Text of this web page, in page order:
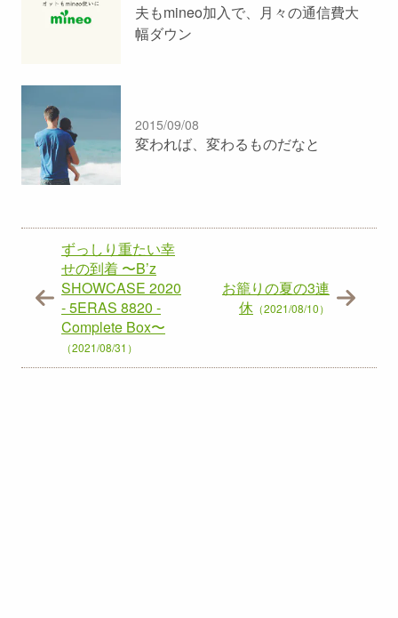
夫もmineo加入で、月々の通信費大
幅ダウン
2015/09/08
変われば、変わるものだなと
ずっしり重たい幸
せの到着 〜B’z
SHOWCASE 2020
- 5ERAS 8820 -
Complete Box〜
（2021/08/31）
お籠りの夏の3連
休 （2021/08/10）